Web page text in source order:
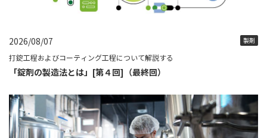
2026/08/07 製剤
打錠工程およびコーティング工程について解説する
「錠剤の製造法とは」[第４回]（最終回）